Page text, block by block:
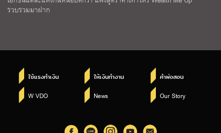
รวบรวมมาฝาก
ใช้แรงทำเงิน ให้เงินทำงาน คำพ่อสอน
W VDO News Our Story